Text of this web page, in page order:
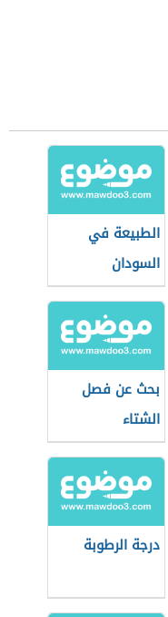
الطبيعة في
السودان
بحث عن فصل
الشتاء
درجة الرطوبة